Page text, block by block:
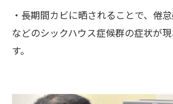
・長期間カビに晒されることで、倦
などのシックハウス症候群の症状が
す。